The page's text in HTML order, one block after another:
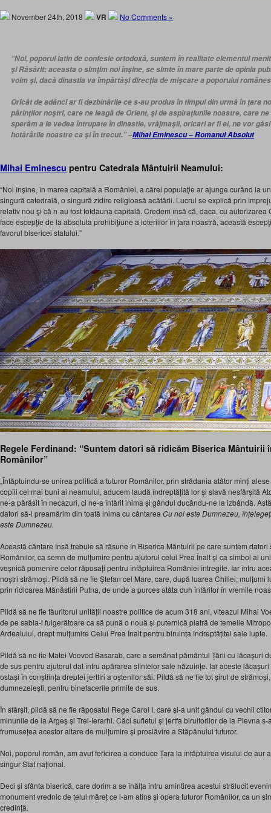
November 24th, 2018 VR No Comments »
“Noi, poporul latin de confesie ortodoxă, suntem în realitate elementul
şi Răsărit; aceasta o simţim noi înşine, se simte înmare parte de opinia
voim şi, dacă dinastia va împărtăşi direcţia de mişcare a poporului
Oricât de adânci ar fi dezbinările ce s-au produs în timpul din urmă în ţara
părinţilor noştri, care ne leagă de Orient, şi de aspiraţiunile noastre, care
sperăm a le vedea întrupate în dinastie, vrăjmaşii, oricari ar fi ei, ne vor
hotărârile noastre ca şi în trecut.” –Mihai Eminescu – Romanul Absolut
Mihai Eminescu pentru Catedrala Mântuirii Neamului:
“Noi înşine, în marea capitală a României, a cărei populaţie ar ajunge curând la
singură catedrală, o singură zidire religioasă acătării. Lucrul se explică prin
relativ nou şi că n-au fost totdauna capitală. Credem însă că, daca, cu
face escepţie de la absoluta prohibiţiune a loteriilor în ţara noastră, această
favorul bisericei statului.”
Regele Ferdinand: “Suntem datori să ridicăm Biserica Mântuirii
Românilor”
„Înfăptuindu-se unirea politică a tuturor Românilor, prin strădania atâtor minți
copiii cei mai buni ai neamului, aducem laudă îndreptățită lor și slavă nesfârșită
ne-a părăsit în necazuri, ci ne-a întărit inima și gândul ducându-ne la izbândă.
datori să-l preamărim din toată inima cu cântarea Cu noi este Dumnezeu,
este Dumnezeu.
Această cântare însă trebuie să răsune în Biserica Mântuirii pe care suntem
Românilor, ca semn de mulțumire pentru ajutorul celui Prea Înalt și ca simbol al
veșnică pomenire celor răposați pentru înfăptuirea României întregite. Iar întru
noștri strămoși. Pildă să ne fie Ștefan cel Mare, care, după luarea Chiliei, mulțumi
prin ridicarea Mănăstirii Putna, de unde a purces atâta duh întăritor în vremile
Pildă să ne fie făuritorul unității noastre politice de acum 318 ani, viteazul Mihai
de pe sabia-i fulgerătoare ca să pună o nouă și puternică piatră de temelie
Ardealului, drept mulțumire Celui Prea Înalt pentru biruința îndreptățitei sale lupte.
Pildă să ne fie Matei Voevod Basarab, care a semănat pământul Țării cu lăcașuri
de sus pentru ajutorul dat întru apărarea sfintelor sale năzuințe. Iar aceste
ostași în conștiința dreptei jertfiri a oștenilor săi. Pildă să ne fie tot șirul de
dumnezeiești, pentru binefacerile primite de sus.
În sfârșit, pildă să ne fie răposatul Rege Carol I, care și-a unit gândul cu vechii
minunile de la Argeș și Trei-Ierarhi. Căci sufletul și jertfa biruitorilor de la Plevna
frumusețea acestor altare de mulțumire și proslăvire a Stăpânului tuturor.
Noi, poporul român, am avut fericirea a conduce Țara la înfăptuirea visului de aur
singur Stat național.
Deci și sfânta biserică, care dorim a se înălța întru amintirea acestui strălucit
monument vrednic de țelul măreț ce l-am atins și opera tuturor Românilor, ca un
credință.